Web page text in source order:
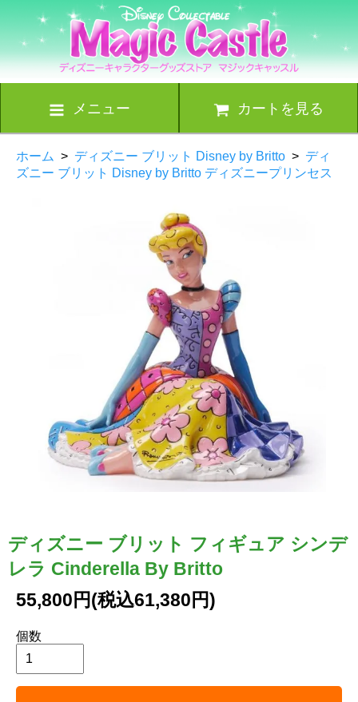
メニュー カートを見る
ホーム > ディズニー ブリット Disney by Britto > ディ
ズニー ブリット Disney by Britto ディズニープリンセス
ディズニー ブリット フィギュア シンデ
レラ Cinderella By Britto
55,800円(税込61,380円)
個数